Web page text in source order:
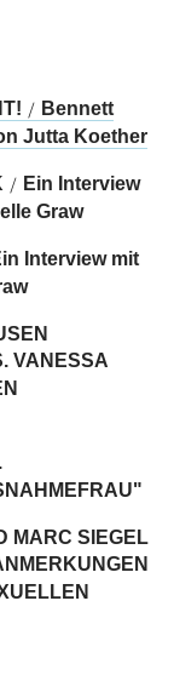
/ Bennett
Jutta Koether
/ Ein Interview
Graw
Interview mit
VANESSA
MARC SIEGEL